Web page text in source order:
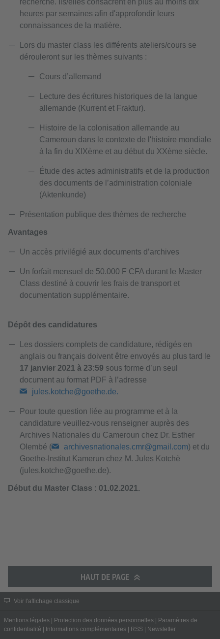
recherche. Ils/elles consacrent en plus au moins dix
heures par semaines afin d'approfondir leurs
connaissances de la matière.
Lors du master class les différents ateliers/cours se
dérouleront sur les thèmes suivants :
Cours d’allemand
Lecture des écritures historiques de la langue
allemande (Kurrent et Fraktur).
Histoire de la colonisation allemande au
Cameroun dans le contexte de l'histoire mondiale
à la fin du XIXème et au début du XXème siècle.
Étude des actes administratifs et de la production
des documents de l’administration coloniale
(Aktenkunde)
Présentation publique des thèmes de recherche
Avantages
Un accès privilégié aux documents d’archives
Un forfait mensuel de 50.000 F CFA durant le Master
Class destiné à couvrir les frais de transport et
documentation supplémentaire.
Dépôt des candidatures
Les dossiers complets de candidature, rédigés en
anglais ou français doivent être envoyés au plus tard le
17 janvier 2021 à 23:59 sous forme d’un seul
document au format PDF à l’adresse
jules.kotche@goethe.de.
Pour toute question liée au programme et à la
candidature veuillez-vous renseigner auprès des
Archives Nationales du Cameroun chez Dr. Esther
Olembé (
archivesnationales.cmr@gmail.com) et du
Goethe-Institut Kamerun chez M. Jules Kotchè
(jules.kotche@goethe.de).
Début du Master Class : 01.02.2021.
HAUT DE PAGE
Voir l'affichage classique
Mentions légales Protection des données personnelles
Paramètres de
confidentialité
Informations complémentaires RSS Newsletter